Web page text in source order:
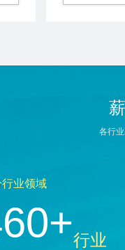
各行
业领域
行业